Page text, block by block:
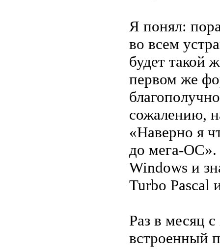
Я понял:
во всем
будет такой
первом же
сожалению,
«Наверно я
до мега-ОС».
Windows и
Turbo Pascal
Раз в месяц
встроенный